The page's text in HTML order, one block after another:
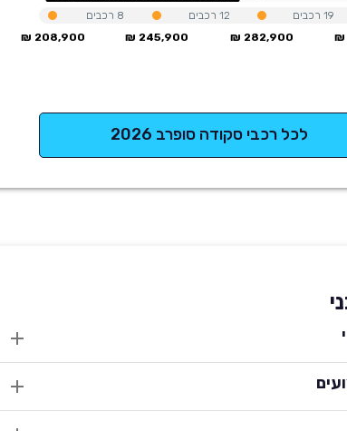
208,900 ₪
8 רכבים
245,900 ₪
12 רכבים
282,900 ₪
19רכבים
לכל רכבי סקודה סופרב 2026